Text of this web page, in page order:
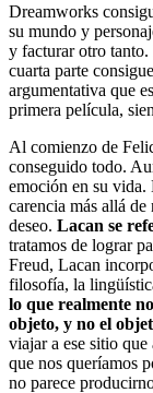
Dreamworks
su mundo y
y facturar otro
cuarta parte
argumentativa que
primera película,
Al comienzo de
conseguido todo.
emoción en su vida.
carencia más allá
deseo. Lacan se
tratamos de lograr
Freud, Lacan
filosofía, la
lo que realmente
objeto, y no el
viajar a ese sitio que
que nos queríamos
no parece